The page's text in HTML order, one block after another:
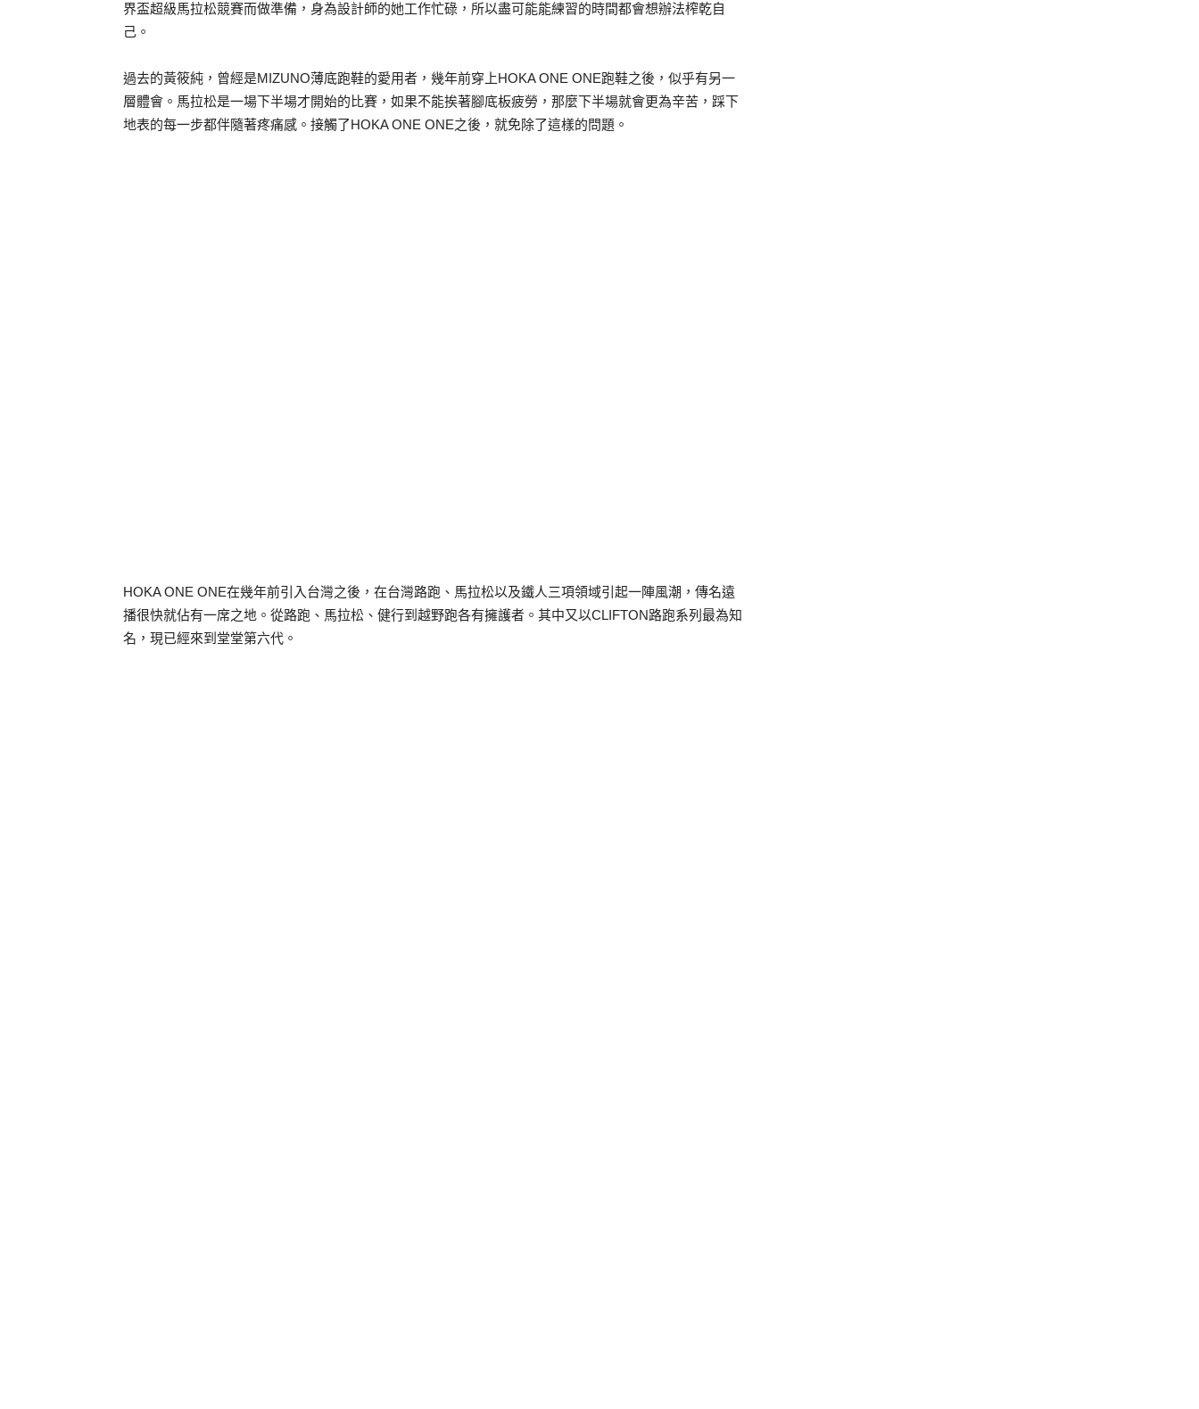
界盃超級馬拉松競賽而做準備，身為設計師的她工作忙碌，所以盡可能能練習的時間都會想辦法榨乾自
己。
過去的黃筱純，曾經是MIZUNO薄底跑鞋的愛用者，幾年前穿上HOKA ONE ONE跑鞋之後，似乎有另一
層體會。馬拉松是一場下半場才開始的比賽，如果不能挨著腳底板疲勞，那麼下半場就會更為辛苦，踩下
地表的每一步都伴隨著疼痛感。接觸了HOKA ONE ONE之後，就免除了這樣的問題。
HOKA ONE ONE在幾年前引入台灣之後，在台灣路跑、馬拉松以及鐵人三項領域引起一陣風潮，傳名遠
播很快就佔有一席之地。從路跑、馬拉松、健行到越野跑各有擁護者。其中又以CLIFTON路跑系列最為知
名，現已經來到堂堂第六代。